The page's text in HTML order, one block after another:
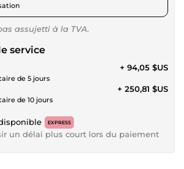
assujetti à la TVA.
service
de 5 jours
+ 94,05 $US
de 10 jours
+ 250,81 $US
EXPRESS
un délai plus court lors du paiement